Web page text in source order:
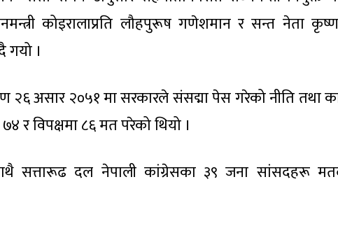
कोइरालाप्रति लौहपुरूष गणेशमान र सन्त नेता
गयो ।
२६ असार २०५१ मा सरकारले संसद्मा पेस गरेको नीति तथा
र विपक्षमा ८६ मत परेको थियो ।
सत्तारूढ दल नेपाली कांग्रेसका ३९ जना सांसदहरू